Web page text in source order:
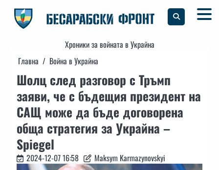
content
Хроники за войната в Украйна
Главна
Война в Украйна
Шолц след разговор с Тръмп
заяви, че с бъдещия президент на
САЩ може да бъде договорена
обща стратегия за Украйна –
Spiegel
2024-12-07 16:58 Maksym Karmazynovskyi